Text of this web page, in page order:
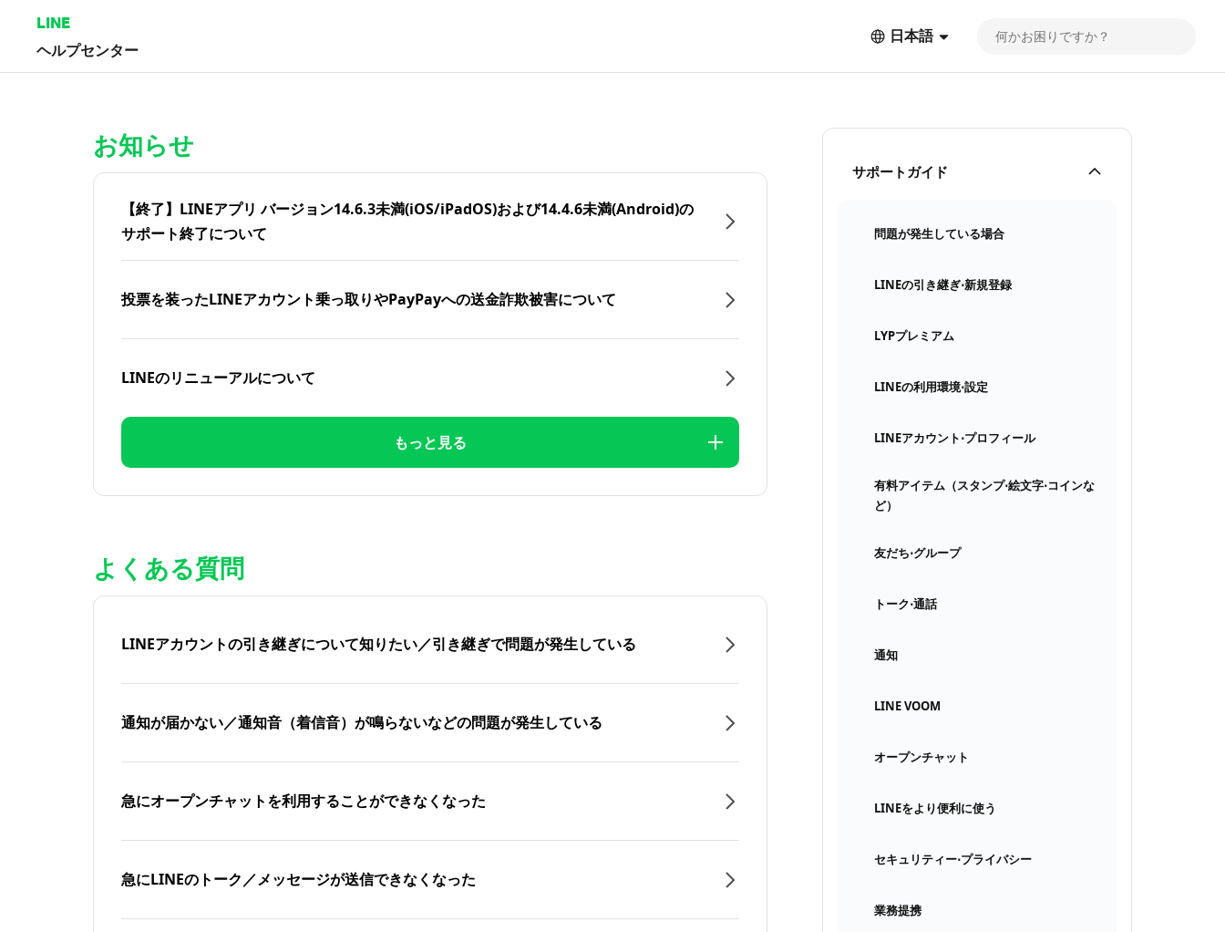
LINE
ヘルプセンター
日本語
サポートガイド
問題が発生している場合
LINEの引き継ぎ⋅新規登録
LYPプレミアム
LINEの利用環境⋅設定
LINEアカウント⋅プロフィール
有料アイテム（スタンプ⋅絵文字⋅コインな
ど）
友だち⋅グループ
トーク⋅通話
通知
LINE VOOM
オープンチャット
LINEをより便利に使う
セキュリティー⋅プライバシー
業務提携
お知らせ
【終了】LINEアプリ バージョン14.6.3未満(iOS/iPadOS)および14.4.6未満(Android)の
サポート終了について
投票を装ったLINEアカウント乗っ取りやPayPayへの送金詐欺被害について
LINEのリニューアルについて
もっと見る
よくある質問
LINEアカウントの引き継ぎについて知りたい／引き継ぎで問題が発生している
通知が届かない／通知音（着信音）が鳴らないなどの問題が発生している
急にオープンチャットを利用することができなくなった
急にLINEのトーク／メッセージが送信できなくなった